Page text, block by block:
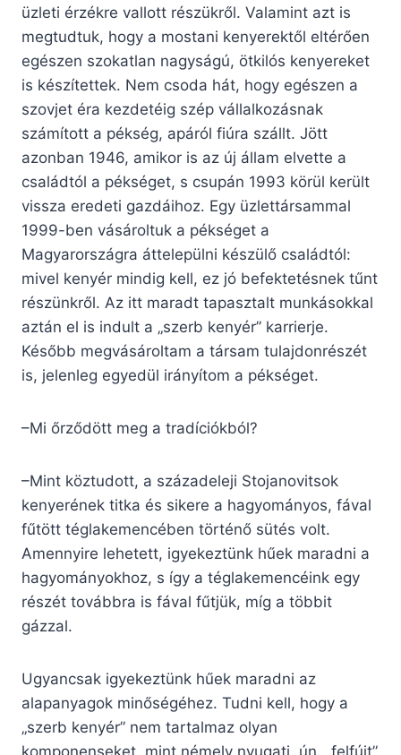
üzleti érzékre vallott részükről. Valamint azt is
megtudtuk, hogy a mostani kenyerektől eltérően
egészen szokatlan nagyságú, ötkilós kenyereket
is készítettek. Nem csoda hát, hogy egészen a
szovjet éra kezdetéig szép vállalkozásnak
számított a pékség, apáról fiúra szállt. Jött
azonban 1946, amikor is az új állam elvette a
családtól a pékséget, s csupán 1993 körül került
vissza eredeti gazdáihoz. Egy üzlettársammal
1999-ben vásároltuk a pékséget a
Magyarországra áttelepülni készülő családtól:
mivel kenyér mindig kell, ez jó befektetésnek tűnt
részünkről. Az itt maradt tapasztalt munkásokkal
aztán el is indult a „szerb kenyér” karrierje.
Később megvásároltam a társam tulajdonrészét
is, jelenleg egyedül irányítom a pékséget.
–Mi őrződött meg a tradíciókból?
–Mint köztudott, a századeleji Stojanovitsok
kenyerének titka és sikere a hagyományos, fával
fűtött téglakemencében történő sütés volt.
Amennyire lehetett, igyekeztünk hűek maradni a
hagyományokhoz, s így a téglakemencéink egy
részét továbbra is fával fűtjük, míg a többit
gázzal.
Ugyancsak igyekeztünk hűek maradni az
alapanyagok minőségéhez. Tudni kell, hogy a
„szerb kenyér” nem tartalmaz olyan
komponenseket, mint némely nyugati, ún. „felfújt”